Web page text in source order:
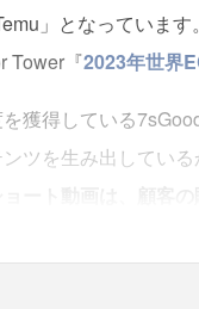
」となっていま
Tower『2023年世界
獲得している
ツを生み出している